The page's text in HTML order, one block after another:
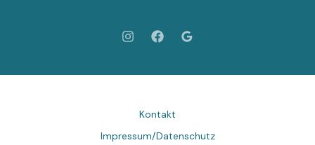
Kontakt
Impressum/Datenschutz